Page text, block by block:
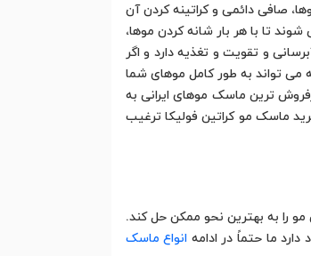
صافی دائمی و کراتینه کردن آن
تا با هر بار شانه کردن موها،
و تقویت و تغذیه دارد و اگر
می تواند به طور کامل موهای شما
ترین ماسک موهای ایرانی به
ماسک مو کراتین فولیکا ترغیب
را به بهترین نحو ممکن حل کند.
ما حتماً در ادامه انواع ماسک